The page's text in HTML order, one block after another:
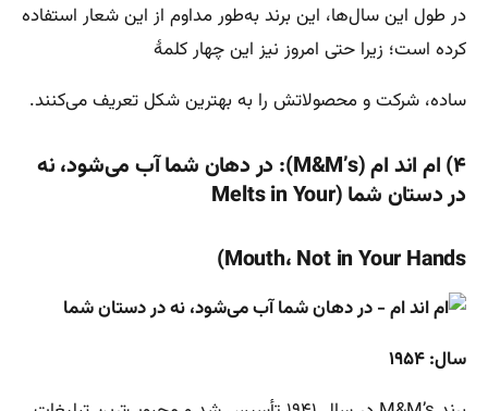
در طول این سال‌ها، این برند به‌طور مداوم از این شعار استفاده
کرده است؛ زیرا حتی امروز نیز این چهار کلمۀ
ساده، شرکت و محصولاتش را به بهترین شکل تعریف می‌کنند.
۴) ام اند ام (M&M’s): در دهان شما آب می‌شود، نه
در دستان شما (Melts in Your
Mouth، Not in Your Hands)
سال: ۱۹۵۴